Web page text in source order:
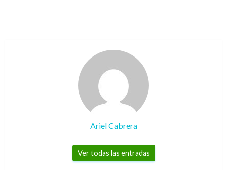
Ariel Cabrera
Ver todas las entradas